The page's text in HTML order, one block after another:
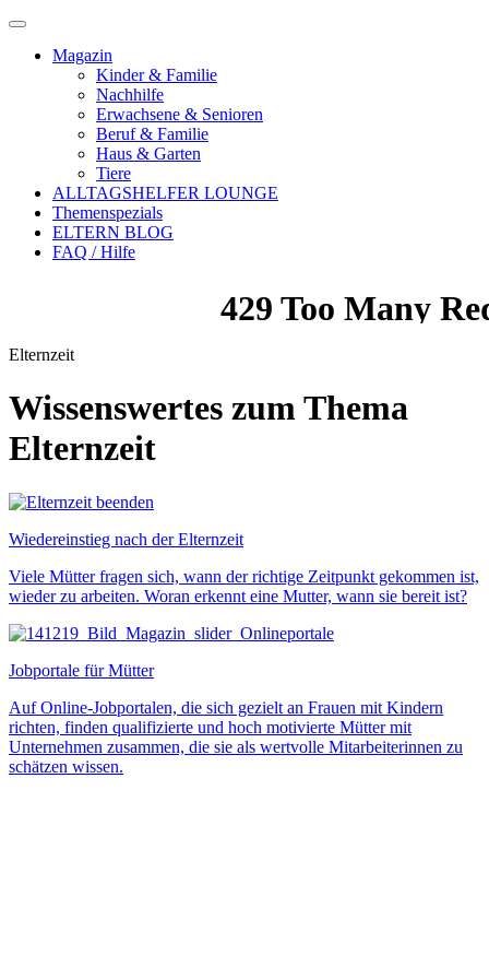
Magazin
Kinder & Familie
Nachhilfe
Erwachsene & Senioren
Beruf & Familie
Haus & Garten
Tiere
ALLTAGSHELFER LOUNGE
Themenspezials
ELTERN BLOG
FAQ / Hilfe
Elternzeit
Wissenswertes zum Thema
Elternzeit
Wiedereinstieg nach der Elternzeit
Viele Mütter fragen sich, wann der richtige Zeitpunkt gekommen ist,
wieder zu arbeiten. Woran erkennt eine Mutter, wann sie bereit ist?
Jobportale für Mütter
Auf Online-Jobportalen, die sich gezielt an Frauen mit Kindern
richten, finden qualifizierte und hoch motivierte Mütter mit
Unternehmen zusammen, die sie als wertvolle Mitarbeiterinnen zu
schätzen wissen.